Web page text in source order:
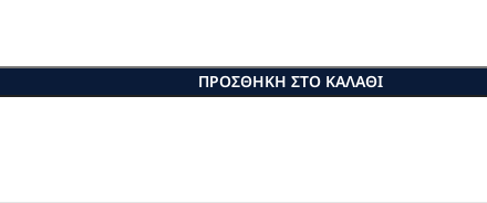
ΠΡΟΣΘΉΚΗ ΣΤΟ ΚΑΛΆΘΙ